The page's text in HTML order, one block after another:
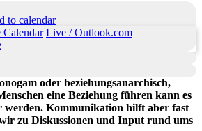
to calendar
Calendar Live / Outlook.com
oder beziehungsanarchisch,
eine Beziehung führen kann es
werden. Kommunikation hilft aber fast
zu Diskussionen und Input rund ums